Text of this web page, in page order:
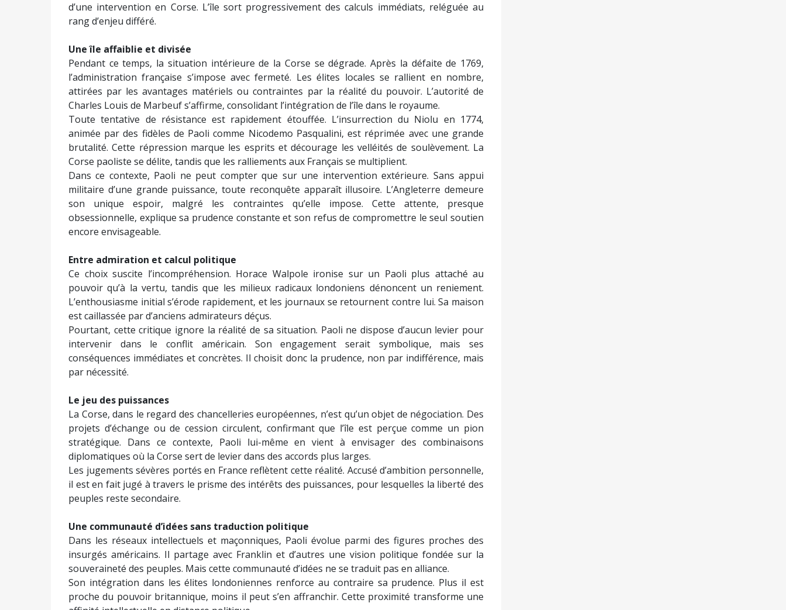
d’une intervention en Corse. L’île sort progressivement des calculs immédiats, reléguée au
rang d’enjeu différé.
Une île affaiblie et divisée
Pendant ce temps, la situation intérieure de la Corse se dégrade. Après la défaite de 1769,
l’administration française s’impose avec fermeté. Les élites locales se rallient en nombre,
attirées par les avantages matériels ou contraintes par la réalité du pouvoir. L’autorité de
Charles Louis de Marbeuf s’affirme, consolidant l’intégration de l’île dans le royaume.
Toute tentative de résistance est rapidement étouffée. L’insurrection du Niolu en 1774,
animée par des fidèles de Paoli comme Nicodemo Pasqualini, est réprimée avec une grande
brutalité. Cette répression marque les esprits et décourage les velléités de soulèvement. La
Corse paoliste se délite, tandis que les ralliements aux Français se multiplient.
Dans ce contexte, Paoli ne peut compter que sur une intervention extérieure. Sans appui
militaire d’une grande puissance, toute reconquête apparaît illusoire. L’Angleterre demeure
son unique espoir, malgré les contraintes qu’elle impose. Cette attente, presque
obsessionnelle, explique sa prudence constante et son refus de compromettre le seul soutien
encore envisageable.
Entre admiration et calcul politique
Ce choix suscite l’incompréhension. Horace Walpole ironise sur un Paoli plus attaché au
pouvoir qu’à la vertu, tandis que les milieux radicaux londoniens dénoncent un reniement.
L’enthousiasme initial s’érode rapidement, et les journaux se retournent contre lui. Sa maison
est caillassée par d’anciens admirateurs déçus.
Pourtant, cette critique ignore la réalité de sa situation. Paoli ne dispose d’aucun levier pour
intervenir dans le conflit américain. Son engagement serait symbolique, mais ses
conséquences immédiates et concrètes. Il choisit donc la prudence, non par indifférence, mais
par nécessité.
Le jeu des puissances
La Corse, dans le regard des chancelleries européennes, n’est qu’un objet de négociation. Des
projets d’échange ou de cession circulent, confirmant que l’île est perçue comme un pion
stratégique. Dans ce contexte, Paoli lui-même en vient à envisager des combinaisons
diplomatiques où la Corse sert de levier dans des accords plus larges.
Les jugements sévères portés en France reflètent cette réalité. Accusé d’ambition personnelle,
il est en fait jugé à travers le prisme des intérêts des puissances, pour lesquelles la liberté des
peuples reste secondaire.
Une communauté d’idées sans traduction politique
Dans les réseaux intellectuels et maçonniques, Paoli évolue parmi des figures proches des
insurgés américains. Il partage avec Franklin et d’autres une vision politique fondée sur la
souveraineté des peuples. Mais cette communauté d’idées ne se traduit pas en alliance.
Son intégration dans les élites londoniennes renforce au contraire sa prudence. Plus il est
proche du pouvoir britannique, moins il peut s’en affranchir. Cette proximité transforme une